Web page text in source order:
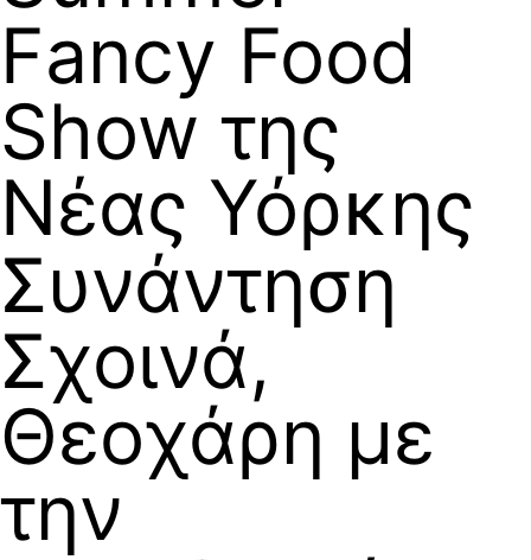
Fancy Food
Show της
Νέας Υόρκης
Συνάντηση
Σχοινά,
Θεοχάρη με
την